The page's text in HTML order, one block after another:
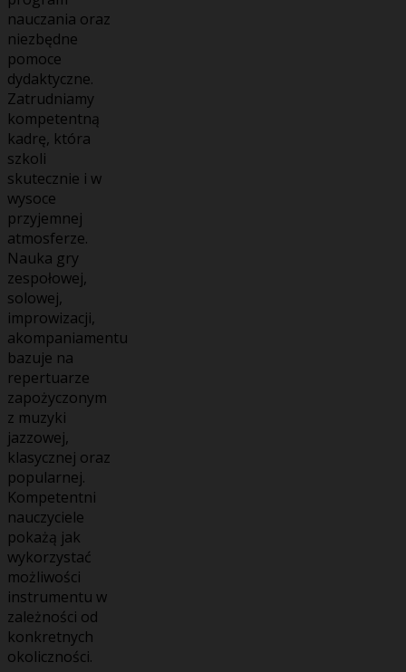
nauczania oraz
niezbędne
pomoce
dydaktyczne.
Zatrudniamy
kompetentną
kadrę, która
szkoli
skutecznie i w
wysoce
przyjemnej
atmosferze.
Nauka gry
zespołowej,
solowej,
improwizacji,
akompaniamentu
bazuje na
repertuarze
zapożyczonym
z muzyki
jazzowej,
klasycznej oraz
popularnej.
Kompetentni
nauczyciele
pokażą jak
wykorzystać
możliwości
instrumentu w
zależności od
konkretnych
okoliczności.